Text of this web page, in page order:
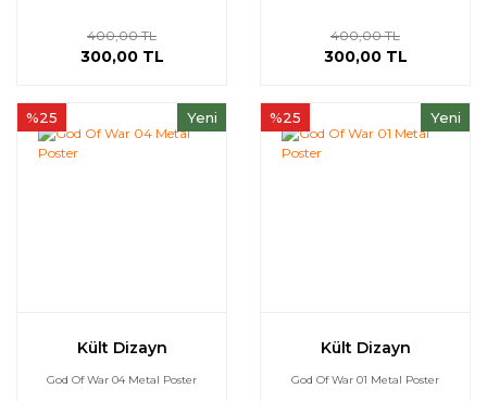
400,00 TL
300,00 TL
400,00 TL
300,00 TL
Yeni
%25
Kült Dizayn
God Of War 04 Metal Poster
Yeni
%25
Kült Dizayn
God Of War 01 Metal Poster